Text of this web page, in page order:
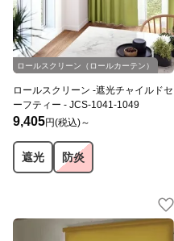
JCオリジナル
ロールスクリーン（ロールカーテン）
ロールスクリーン -遮光チャイルドセ
ーフティー - JCS-1041-1049
9,405円(税込)～
遮光 防炎